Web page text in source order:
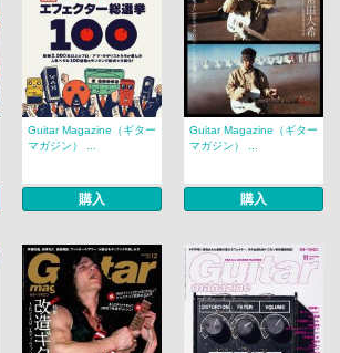
Guitar Magazine（ギター
マガジン） ...
購入
Guitar Magazine（ギター
マガジン） ...
購入